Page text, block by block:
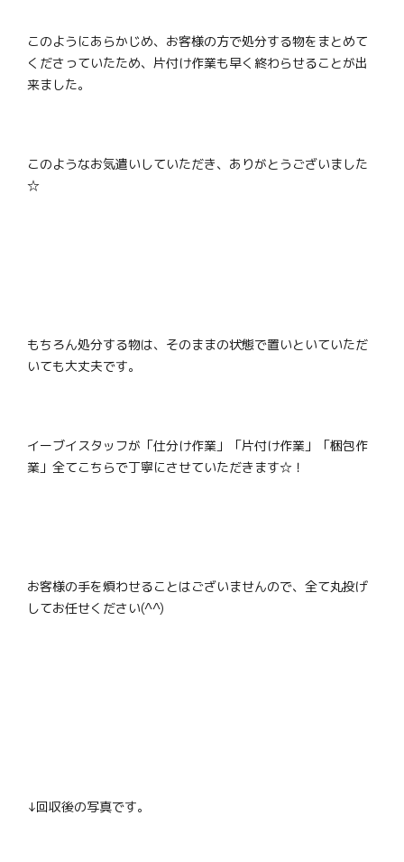
このようにあらかじめ、お客様の方で処分する物をまとめて
くださっていたため、片付け作業も早く終わらせることが出
来ました。
このようなお気遣いしていただき、ありがとうございました
☆
もちろん処分する物は、そのままの状態で置いといていただ
いても大丈夫です。
イーブイスタッフが「仕分け作業」「片付け作業」「梱包作
業」全てこちらで丁寧にさせていただきます☆！
お客様の手を煩わせることはございませんので、全て丸投げ
してお任せください(^^)
↓回収後の写真です。